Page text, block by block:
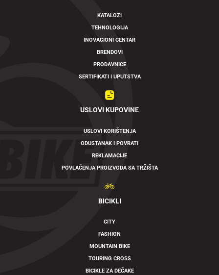
KATALOZI
TEHNOLOGIJA
INOVACIONI CENTAR
BRENDOVI
PRODAVNICE
SERTIFIKATI I UPUTSTVA
USLOVI KUPOVINE
USLOVI KORIŠTENJA
ODUSTANAK I POVRATI
REKLAMACIJE
POVLAČENJA PROIZVODA SA TRŽIŠTA
BICIKLI
CITY
FASHION
MOUNTAIN BIKE
TOURING CROSS
BICIKLE ZA DEČAKE